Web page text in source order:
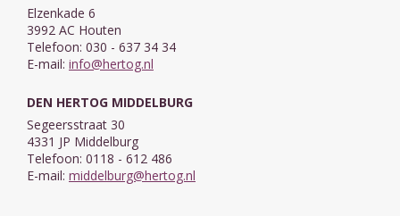
Elzenkade 6
3992 AC Houten
Telefoon: 030 - 637 34 34
E-mail: info@hertog.nl
DEN HERTOG MIDDELBURG
Segeersstraat 30
4331 JP Middelburg
Telefoon: 0118 - 612 486
E-mail: middelburg@hertog.nl